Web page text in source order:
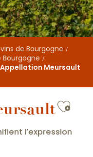
de Bourgogne
Bourgogne
Appellation Meursault
l’expression